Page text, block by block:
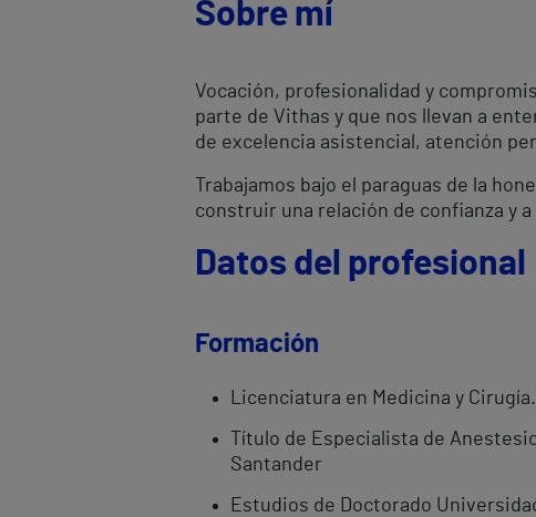
Sobre mí
Vocación, profesionalidad y
parte de Vithas y que nos llevan a
de excelencia asistencial, atención
Trabajamos bajo el paraguas de la
construir una relación de confianza y
Datos del profesional
Formación
Licenciatura en Medicina y
Título de Especialista de
Santander
Estudios de Doctorado